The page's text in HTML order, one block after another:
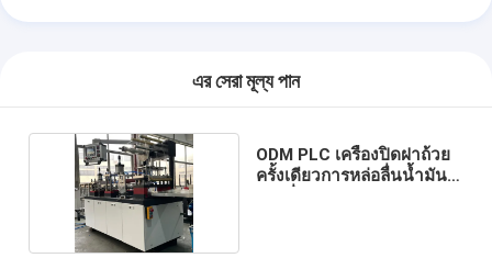
এর সেরা মূল্য পান
ODM PLC เครื่องปิดฝาถ้วย
ครั้งเดียวการหล่อลื่นน้ำมัน